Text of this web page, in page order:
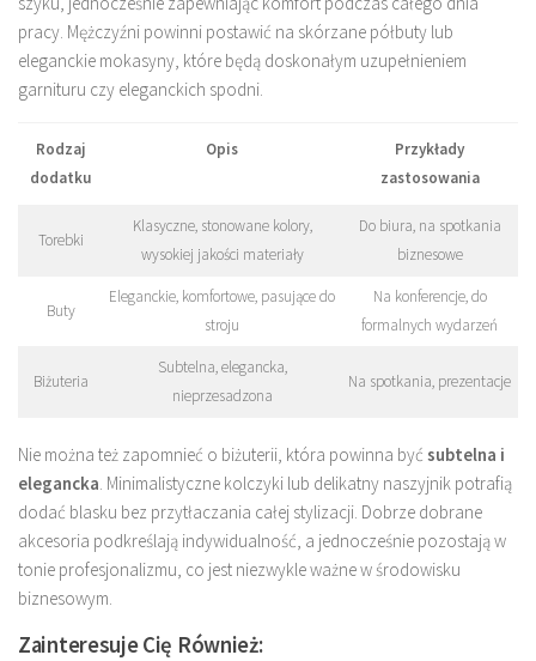
pracy. Mężczyźni powinni postawić na skórzane półbuty lub
eleganckie mokasyny, które będą doskonałym uzupełnieniem
garnituru czy eleganckich spodni.
Rodzaj
dodatku
Opis
Przykłady
zastosowania
Torebki
Klasyczne, stonowane kolory,
wysokiej jakości materiały
Do biura, na spotkania
biznesowe
Buty
Eleganckie, komfortowe, pasujące do
stroju
Na konferencje, do
formalnych wydarzeń
Biżuteria
Subtelna, elegancka,
nieprzesadzona
Na spotkania, prezentacje
Nie można też zapomnieć o biżuterii, która powinna być subtelna i
elegancka. Minimalistyczne kolczyki lub delikatny naszyjnik potrafią
dodać blasku bez przytłaczania całej stylizacji. Dobrze dobrane
akcesoria podkreślają indywidualność, a jednocześnie pozostają w
tonie profesjonalizmu, co jest niezwykle ważne w środowisku
biznesowym.
Zainteresuje Cię Również: